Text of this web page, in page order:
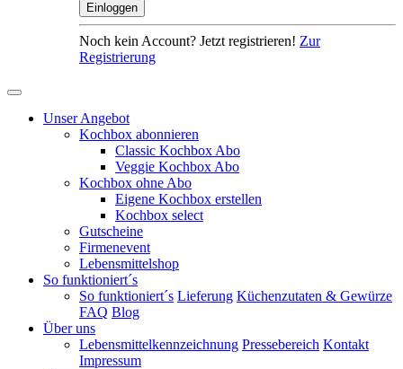
Noch kein Account? Jetzt registrieren! Zur
Registrierung
Unser Angebot
Kochbox abonnieren
Classic Kochbox Abo
Veggie Kochbox Abo
Kochbox ohne Abo
Eigene Kochbox erstellen
Kochbox select
Gutscheine
Firmenevent
Lebensmittelshop
So funktioniert´s
So funktioniert´s Lieferung Küchenzutaten & Gewürze
FAQ Blog
Über uns
Lebensmittelkennzeichnung Pressebereich Kontakt
Impressum